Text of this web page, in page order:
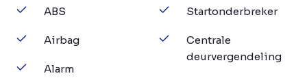
ABS
Airbag
Alarm
Startonderbreker
Centrale
deurvergendeling